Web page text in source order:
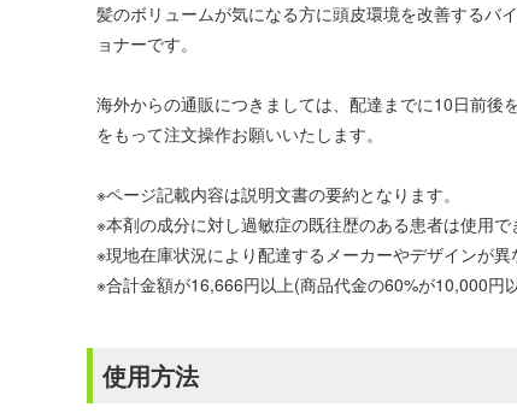
髪のボリュームが気になる方に頭皮環境を改善するバ
ョナーです。
海外からの通販につきましては、配達までに10日前
をもって注文操作お願いいたします。
※ページ記載内容は説明文書の要約となります。
※本剤の成分に対し過敏症の既往歴のある患者は使用で
※現地在庫状況により配達するメーカーやデザインが異
※合計金額が16,666円以上(商品代金の60%が10,000円
使用方法